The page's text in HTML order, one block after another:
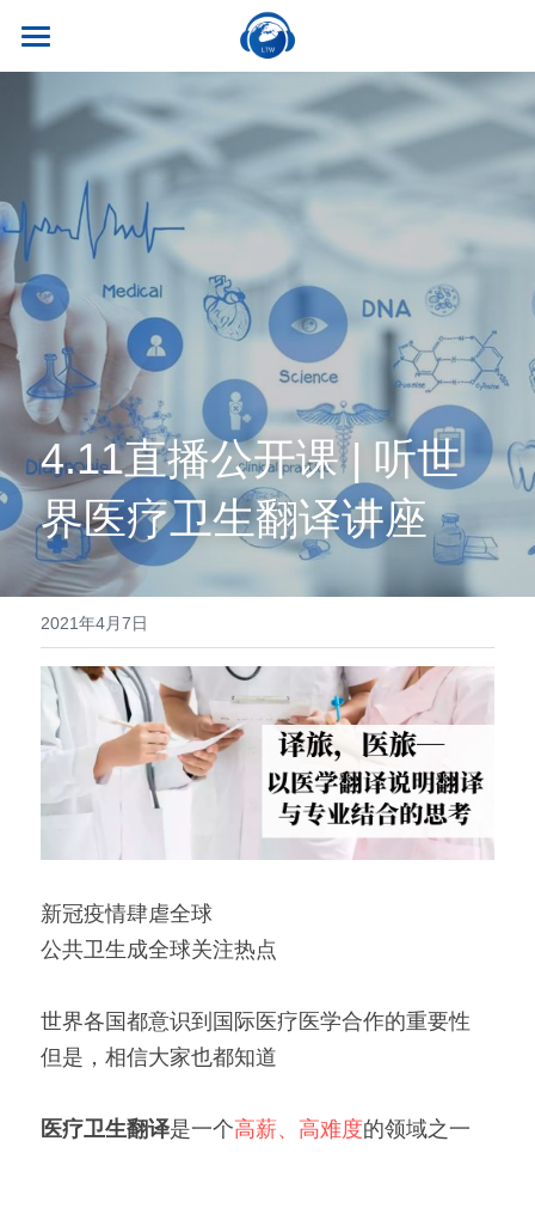
关于我们
名师风采
学校荣誉
考试比赛
合作伙伴
最新资讯
热门课程
英专学硕
英专专硕
英语口译
英语笔译
流利口语
雅思托福
医学系列
实习就业
实习项目
就业资讯
学习资源
干货讲座
真题系列
双语资料
翻译服务
笔译服务
口译服务
翻译语种
翻译报价
联系我们
4.11直播公开课 | 听世
界医疗卫生翻译讲座
2021年4月7日
新冠疫情肆虐全球
公共卫生成全球关注热点
世界各国都意识到国际医疗医学合作的重要性
但是，相信大家也都知道
医疗卫生翻译是一个高薪、高难度的领域之一
商品分类
所有商品分类